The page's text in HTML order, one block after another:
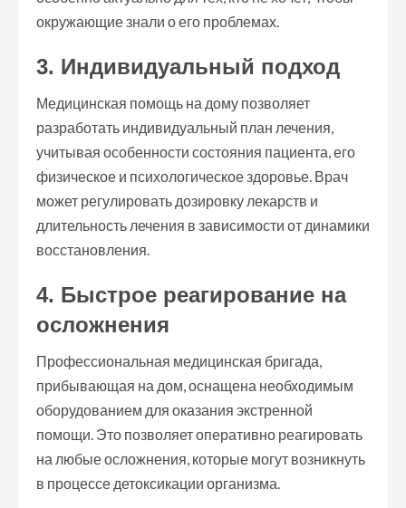
окружающие знали о его проблемах.
3. Индивидуальный подход
Медицинская помощь на дому позволяет
разработать индивидуальный план лечения,
учитывая особенности состояния пациента, его
физическое и психологическое здоровье. Врач
может регулировать дозировку лекарств и
длительность лечения в зависимости от динамики
восстановления.
4. Быстрое реагирование на
осложнения
Профессиональная медицинская бригада,
прибывающая на дом, оснащена необходимым
оборудованием для оказания экстренной
помощи. Это позволяет оперативно реагировать
на любые осложнения, которые могут возникнуть
в процессе детоксикации организма.